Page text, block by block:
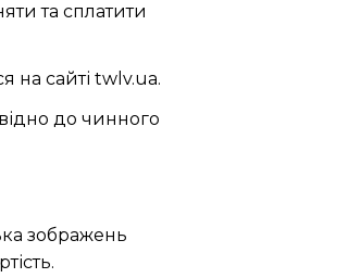
та сплатити
на сайті twlv.ua.
до чинного
зображень